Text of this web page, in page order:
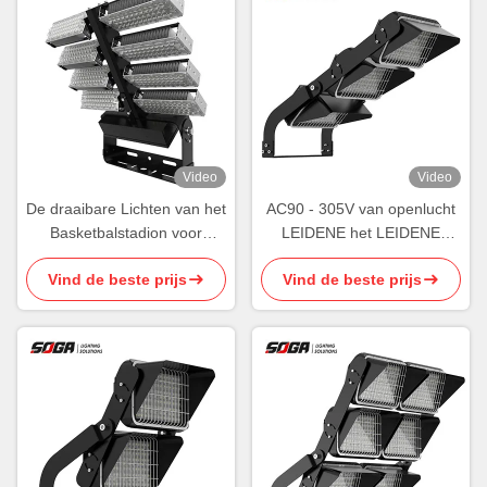
Video
De draaibare Lichten van het
Basketbalstadion voor
Binnenplaats maken 960W
waterdicht
Vind de beste prijs
Video
AC90 - 305V van openlucht
LEIDENE het LEIDENE
Stadionlichten 600W Sporten
Aansteken
Vind de beste prijs